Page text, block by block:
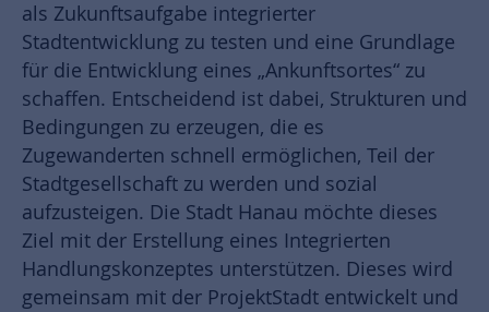
als Zukunftsaufgabe integrierter
Stadtentwicklung zu testen und eine Grundlage
für die Entwicklung eines „Ankunftsortes“ zu
schaffen. Entscheidend ist dabei, Strukturen und
Bedingungen zu erzeugen, die es
Zugewanderten schnell ermöglichen, Teil der
Stadtgesellschaft zu werden und sozial
aufzusteigen. Die Stadt Hanau möchte dieses
Ziel mit der Erstellung eines Integrierten
Handlungskonzeptes unterstützen. Dieses wird
gemeinsam mit der ProjektStadt entwickelt und